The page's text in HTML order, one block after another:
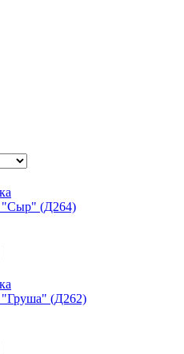
"Сыр" (Д264)
"Груша" (Д262)